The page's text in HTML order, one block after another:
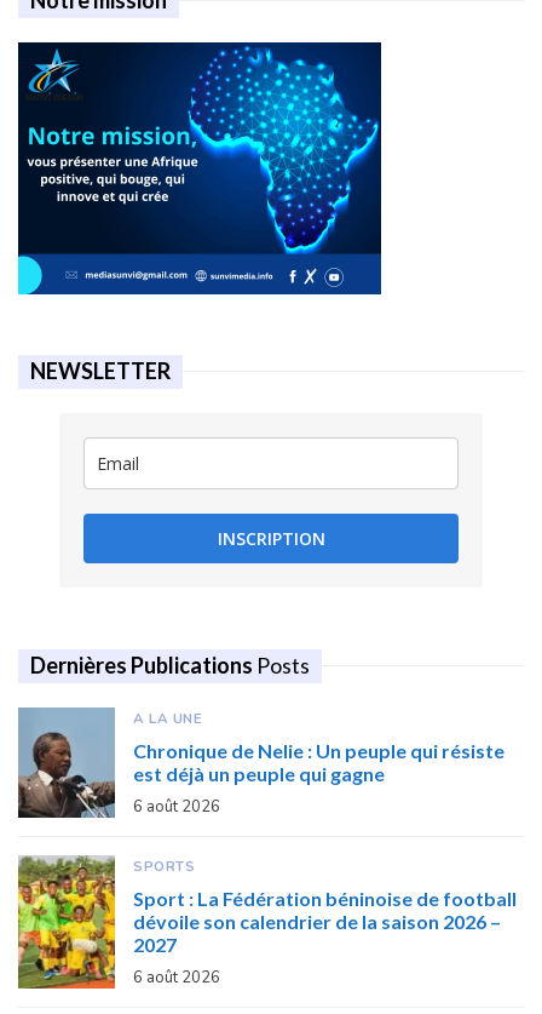
NEWSLETTER
INSCRIPTION
Dernières Publications Posts
A LA UNE
Chronique de Nelie : Un peuple qui résiste
est déjà un peuple qui gagne
6 août 2026
SPORTS
Sport : La Fédération béninoise de football
dévoile son calendrier de la saison 2026 –
2027
6 août 2026